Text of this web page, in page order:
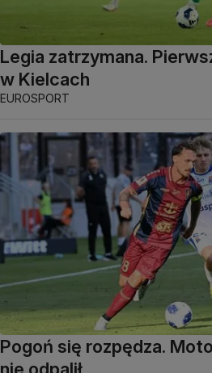
Legia zatrzymana.
w Kielcach
EUROSPORT
Pogoń się rozpędza.